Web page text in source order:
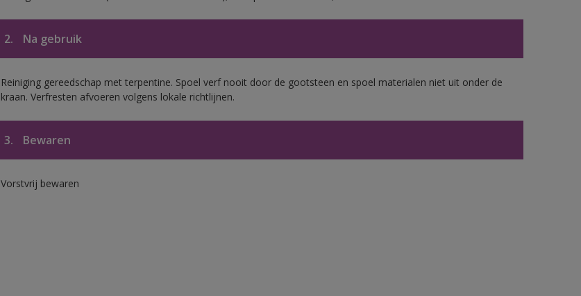
2. Na gebruik
Reiniging gereedschap met terpentine. Spoel verf nooit door de gootsteen en spoel materialen niet uit onder de
kraan. Verfresten afvoeren volgens lokale richtlijnen.
3. Bewaren
Vorstvrij bewaren